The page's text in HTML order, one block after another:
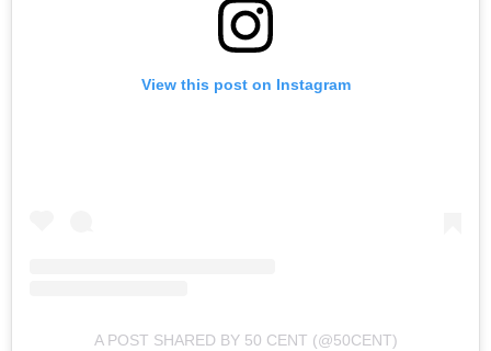
View this post on Instagram
A POST SHARED BY 50 CENT (@50CENT)